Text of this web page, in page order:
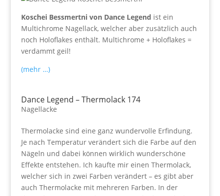
Koschei Bessmertni von Dance Legend ist ein
Multichrome Nagellack, welcher aber zusätzlich auch
noch Holoflakes enthält. Multichrome + Holoflakes =
verdammt geil!
(mehr …)
Dance Legend – Thermolack 174
Nagellacke
Thermolacke sind eine ganz wundervolle Erfindung.
Je nach Temperatur verändert sich die Farbe auf den
Nägeln und dabei können wirklich wunderschöne
Effekte entstehen. Ich kaufte mir einen Thermolack,
welcher sich in zwei Farben verändert – es gibt aber
auch Thermolacke mit mehreren Farben. In der